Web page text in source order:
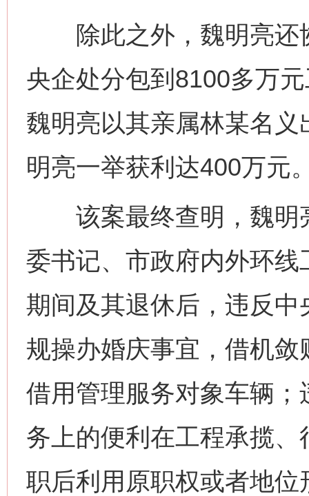
除此之外，魏明亮还
央企处分包到8100多万
魏明亮以其亲属林某名
明亮一举获利达400万元
该案最终查明，魏明
委书记、市政府内外环
期间及其退休后，违反
规操办婚庆事宜，借机
借用管理服务对象车辆
务上的便利在工程承揽
职后利用原职权或者地